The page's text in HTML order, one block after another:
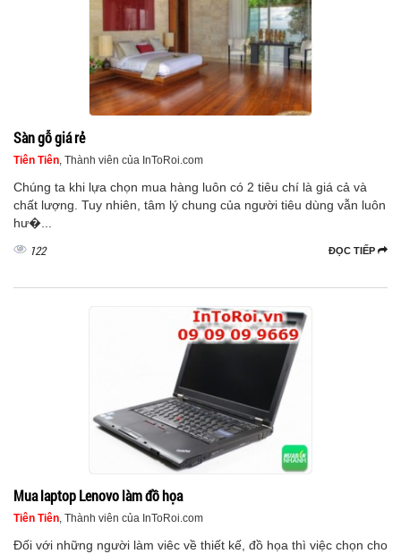
Sàn gỗ giá rẻ
Tiên Tiên , Thành viên của InToRoi.com
Chúng ta khi lựa chọn mua hàng luôn có 2 tiêu chí là giá cả và
chất lượng. Tuy nhiên, tâm lý chung của người tiêu dùng vẫn luôn
hư�...
ĐỌC TIẾP
122
Mua laptop Lenovo làm đồ họa
Tiên Tiên , Thành viên của InToRoi.com
Đối với những người làm viêc về thiết kế, đồ họa thì việc chọn cho